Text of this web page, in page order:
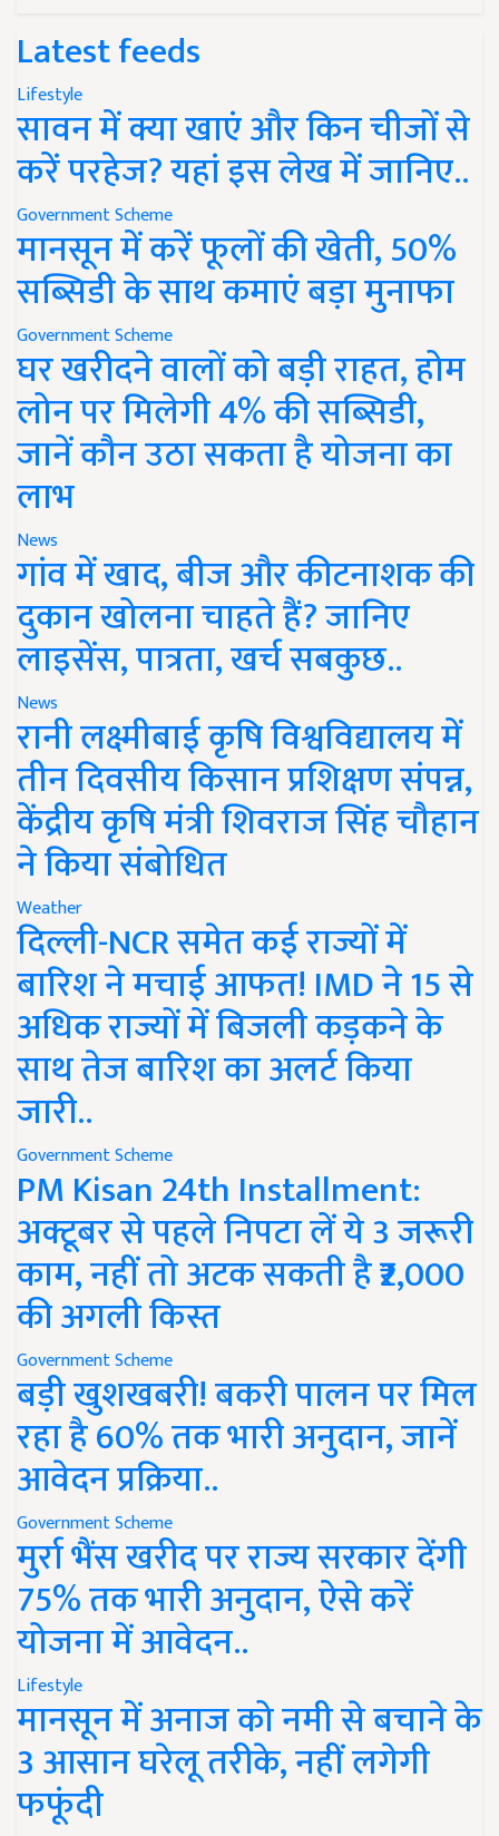
Latest feeds
Lifestyle
सावन में क्या खाएं और किन चीजों से
करें परहेज? यहां इस लेख में जानिए..
Government Scheme
मानसून में करें फूलों की खेती, 50%
सब्सिडी के साथ कमाएं बड़ा मुनाफा
Government Scheme
घर खरीदने वालों को बड़ी राहत, होम
लोन पर मिलेगी 4% की सब्सिडी,
जानें कौन उठा सकता है योजना का
लाभ
News
गांव में खाद, बीज और कीटनाशक की
दुकान खोलना चाहते हैं? जानिए
लाइसेंस, पात्रता, खर्च सबकुछ..
News
रानी लक्ष्मीबाई कृषि विश्वविद्यालय में
तीन दिवसीय किसान प्रशिक्षण संपन्न,
केंद्रीय कृषि मंत्री शिवराज सिंह चौहान
ने किया संबोधित
Weather
दिल्ली-NCR समेत कई राज्यों में
बारिश ने मचाई आफत! IMD ने 15 से
अधिक राज्यों में बिजली कड़कने के
साथ तेज बारिश का अलर्ट किया
जारी..
Government Scheme
PM Kisan 24th Installment:
अक्टूबर से पहले निपटा लें ये 3 जरूरी
काम, नहीं तो अटक सकती है ₹2,000
की अगली किस्त
Government Scheme
बड़ी खुशखबरी! बकरी पालन पर मिल
रहा है 60% तक भारी अनुदान, जानें
आवेदन प्रक्रिया..
Government Scheme
मुर्रा भैंस खरीद पर राज्य सरकार देंगी
75% तक भारी अनुदान, ऐसे करें
योजना में आवेदन..
Lifestyle
मानसून में अनाज को नमी से बचाने के
3 आसान घरेलू तरीके, नहीं लगेगी
फफूंदी